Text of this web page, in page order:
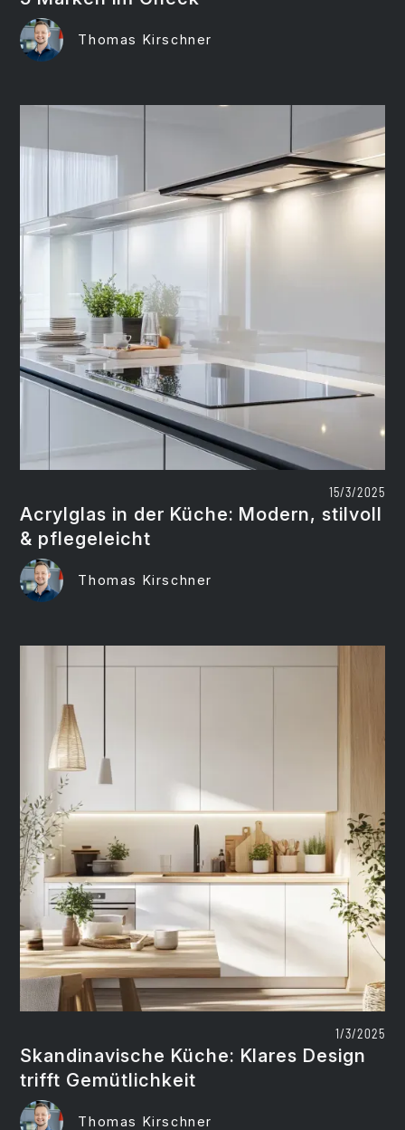
Thomas Kirschner
15/3/2025
Acrylglas in der Küche: Modern, stilvoll
& pflegeleicht
Thomas Kirschner
1/3/2025
Skandinavische Küche: Klares Design
trifft Gemütlichkeit
Thomas Kirschner